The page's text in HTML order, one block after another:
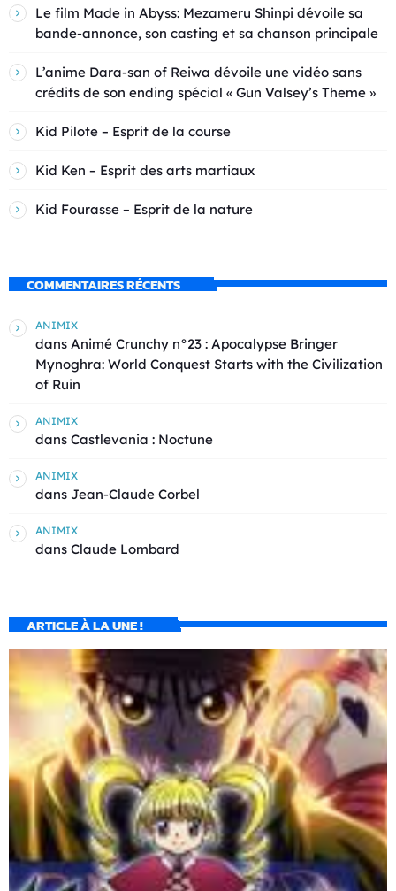
Le film Made in Abyss: Mezameru Shinpi dévoile sa
bande-annonce, son casting et sa chanson principale
L’anime Dara-san of Reiwa dévoile une vidéo sans
crédits de son ending spécial « Gun Valsey’s Theme »
Kid Pilote – Esprit de la course
Kid Ken – Esprit des arts martiaux
Kid Fourasse – Esprit de la nature
COMMENTAIRES RÉCENTS
ANIMIX
dans Animé Crunchy n°23 : Apocalypse Bringer
Mynoghra: World Conquest Starts with the Civilization
of Ruin
ANIMIX
dans Castlevania : Noctune
ANIMIX
dans Jean-Claude Corbel
ANIMIX
dans Claude Lombard
ARTICLE À LA UNE !